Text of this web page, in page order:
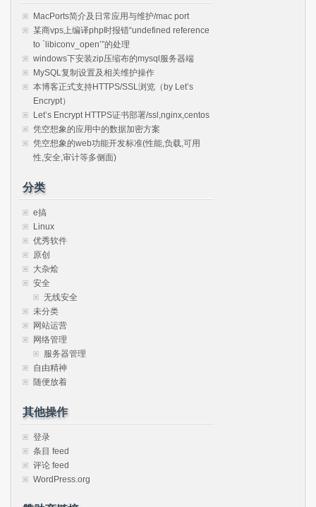
MacPorts简介及日常应用与维护/mac port
某商vps上编译php时报错“undefined reference
to `libiconv_open’”的处理
windows下安装zip压缩布的mysql服务器端
MySQL复制设置及相关维护操作
本博客正式支持HTTPS/SSL浏览（by Let’s
Encrypt）
Let’s Encrypt HTTPS证书部署/ssl,nginx,centos
凭空想象的应用中的数据加密方案
凭空想象的web功能开发标准(性能,负载,可用
性,安全,审计等多侧面)
分类
e搞
Linux
优秀软件
原创
大杂烩
安全
无线安全
未分类
网站运营
网络管理
服务器管理
自由精神
随便放着
其他操作
登录
条目 feed
评论 feed
WordPress.org